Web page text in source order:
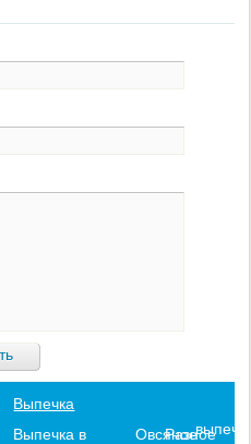
Выпечка
Выпечка в
Овсяное
Разное